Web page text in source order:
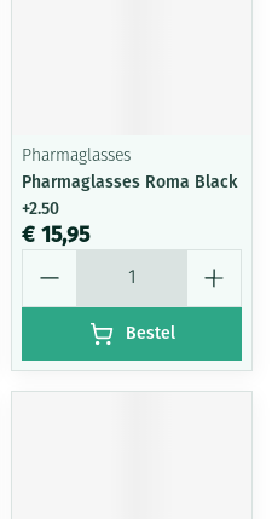
Pharmaglasses
Pharmaglasses Roma Black
+2.50
€ 15,95
Bestel